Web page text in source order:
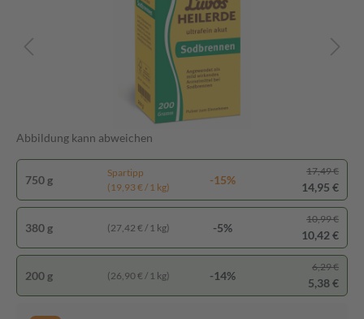
Abbildung kann abweichen
750 g
Spartipp
(19,93 € / 1 kg)
-15%
17,49 €
14,95 €
380 g (27,42 € / 1 kg) -5%
10,99 €
10,42 €
200 g (26,90 € / 1 kg) -14%
6,29 €
5,38 €